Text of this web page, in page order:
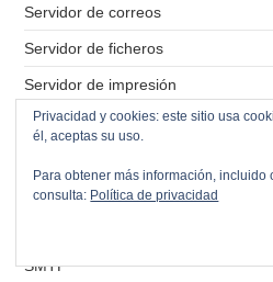
Servidor de correos
Servidor de ficheros
Servidor de impresión
Servidores VPS
Sistemas Operativos
SMTP
Privacidad y cookies: este sitio usa
él, aceptas su uso.
Para obtener más información, incluido
consulta: Política de privacidad